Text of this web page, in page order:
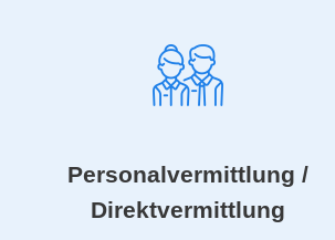
Personalvermittlung /
Direktvermittlung